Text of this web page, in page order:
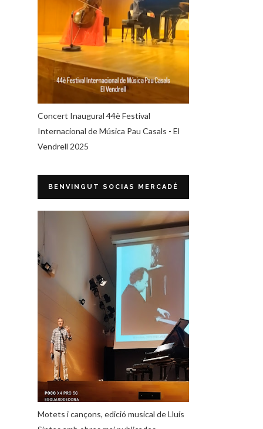
Concert Inaugural 44è Festival
Internacional de Música Pau Casals - El
Vendrell 2025
BENVINGUT SOCIAS MERCADÉ
Motets i cançons, edició musical de Lluís